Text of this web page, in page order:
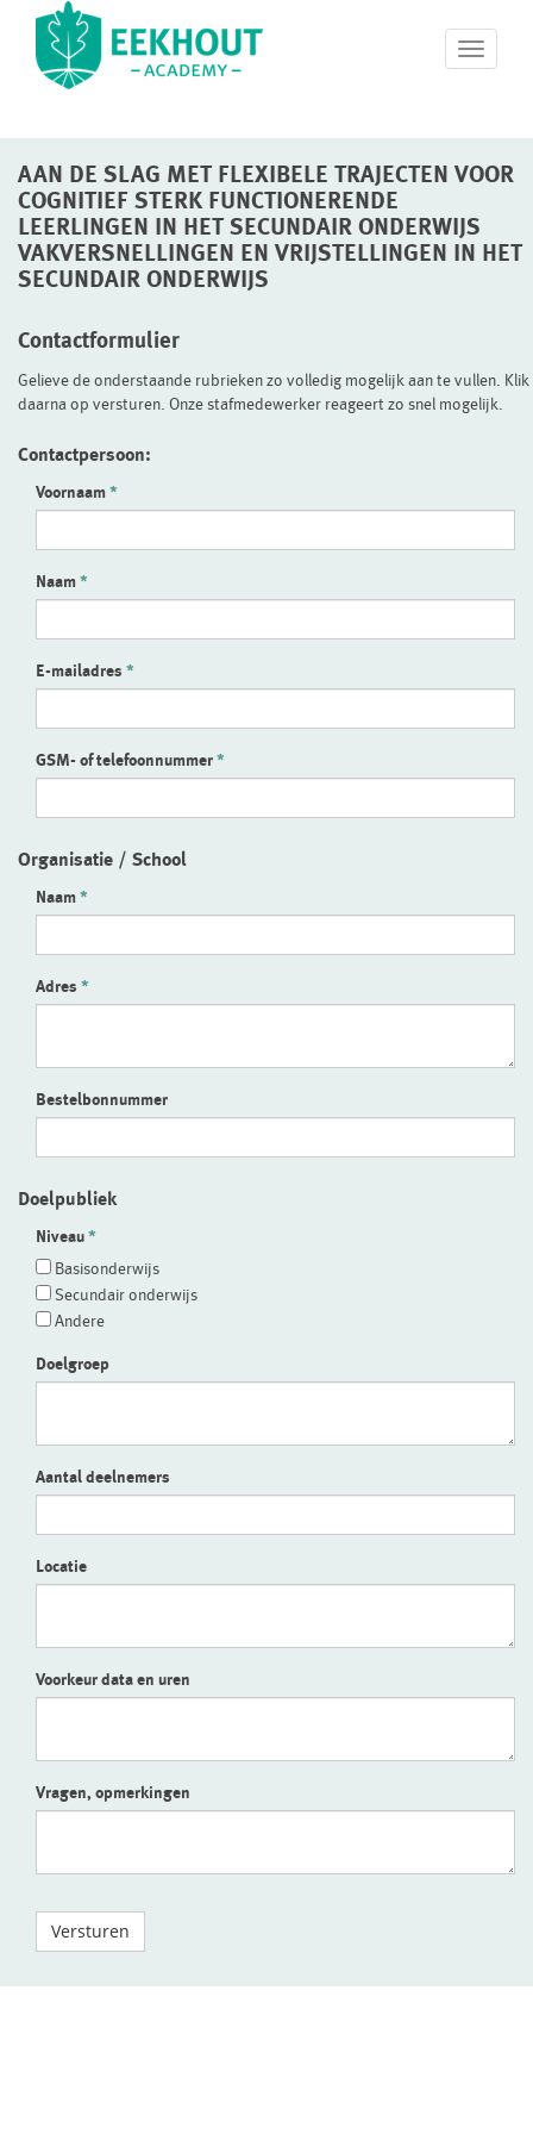
T
o
e
a
v
i
o
n
AAN DE SLAG MET FLEXIBELE TRAJECTEN VOOR
COGNITIEF STERK FUNCTIONERENDE
LEERLINGEN IN HET SECUNDAIR ONDERWIJS
VAKVERSNELLINGEN EN VRIJSTELLINGEN IN HET
SECUNDAIR ONDERWIJS
Contactformulier
Gelieve de onderstaande rubrieken zo volledig mogelijk aan te vullen. Klik
daarna op versturen. Onze stafmedewerker reageert zo snel mogelijk.
Contactpersoon:
Voornaam
Naam
E-mailadres
GSM- of telefoonnummer
Organisatie / School
Naam
Adres
Bestelbonnummer
Doelpubliek
Niveau
Basisonderwijs
Secundair onderwijs
Andere
Doelgroep
Aantal deelnemers
Locatie
Voorkeur data en uren
Vragen, opmerkingen